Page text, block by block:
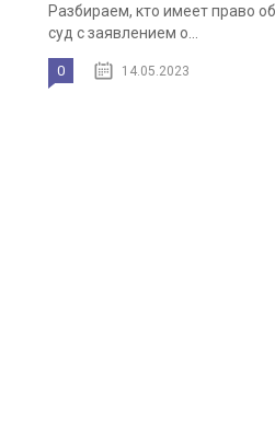
Разбираем, кто имеет право
суд с заявлением о...
0 14.05.2023